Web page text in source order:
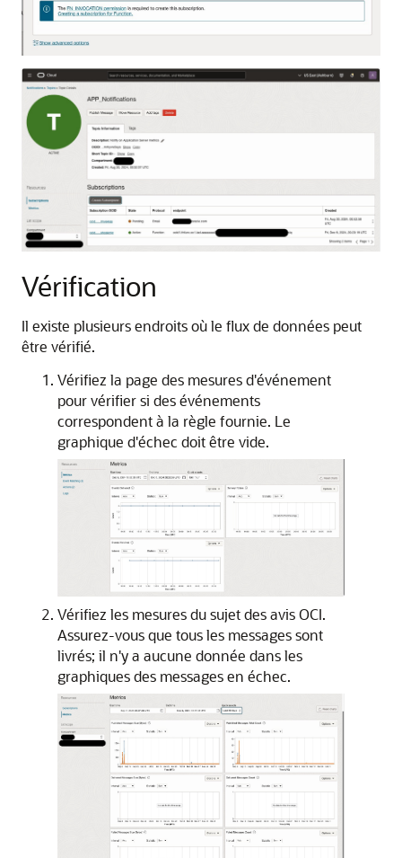
Vérification
Il existe plusieurs endroits où le flux de données peut
être vérifié.
Vérifiez la page des mesures d'événement
pour vérifier si des événements
correspondent à la règle fournie. Le
graphique d'échec doit être vide.
Vérifiez les mesures du sujet des avis OCI.
Assurez-vous que tous les messages sont
livrés; il n'y a aucune donnée dans les
graphiques des messages en échec.